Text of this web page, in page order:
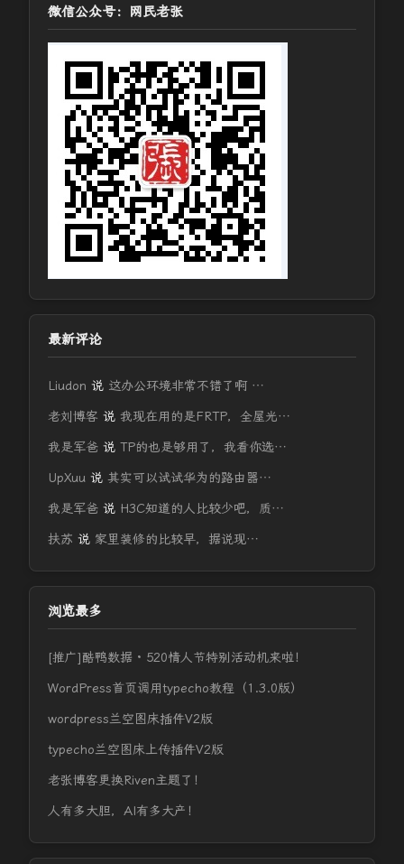
微信公众号：网民老张
最新评论
Liudon 说 这办公环境非常不错了啊 …
老刘博客 说 我现在用的是FRTP，全屋光…
我是军爸 说 TP的也是够用了，我看你选…
UpXuu 说 其实可以试试华为的路由器…
我是军爸 说 H3C知道的人比较少吧，质…
扶苏 说 家里装修的比较早，据说现…
浏览最多
[推广]酷鸭数据 · 520情人节特别活动机来啦！
WordPress首页调用typecho教程（1.3.0版）
wordpress兰空图床插件V2版
typecho兰空图床上传插件V2版
老张博客更换Riven主题了！
人有多大胆，AI有多大产！